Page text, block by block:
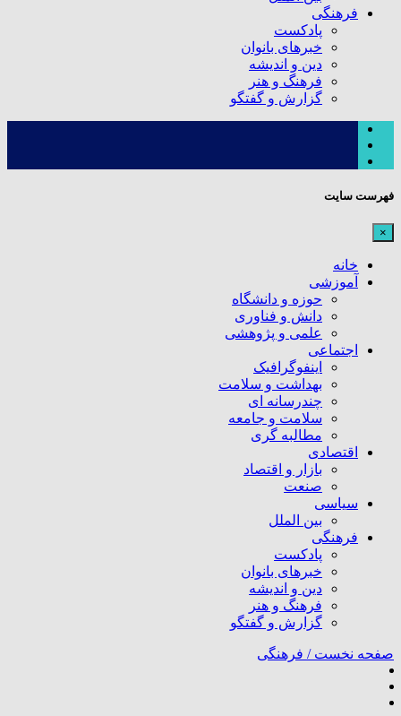
فرهنگی
پادکست
خبرهای بانوان
دین و اندیشه
فرهنگ و هنر
گزارش و گفتگو
فهرست سایت
×
خانه
آموزشی
حوزه و دانشگاه
دانش و فناوری
علمی و پژوهشی
اجتماعی
اینفوگرافیک
بهداشت و سلامت
چندرسانه ای
سلامت و جامعه
مطالبه گری
اقتصادی
بازار و اقتصاد
صنعت
سیاسی
بین الملل
فرهنگی
پادکست
خبرهای بانوان
دین و اندیشه
فرهنگ و هنر
گزارش و گفتگو
صفحه نخست / فرهنگی